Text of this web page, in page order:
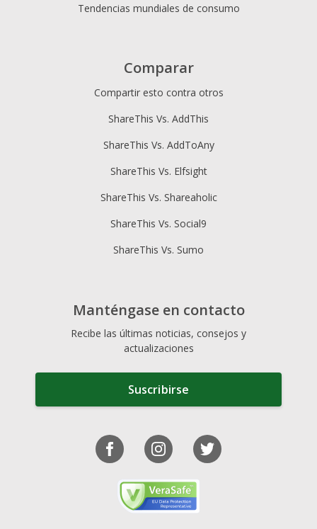
Tendencias mundiales de consumo
Comparar
Compartir esto contra otros
ShareThis Vs. AddThis
ShareThis Vs. AddToAny
ShareThis Vs. Elfsight
ShareThis Vs. Shareaholic
ShareThis Vs. Social9
ShareThis Vs. Sumo
Manténgase en contacto
Recibe las últimas noticias, consejos y
actualizaciones
Suscribirse